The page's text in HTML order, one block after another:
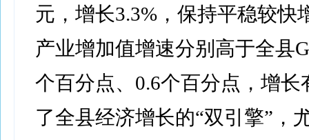
元，增长3.3%，保持平稳较快
产业增加值增速分别高于全县
个百分点、0.6个百分点，增长
了全县经济增长的“双引擎”，